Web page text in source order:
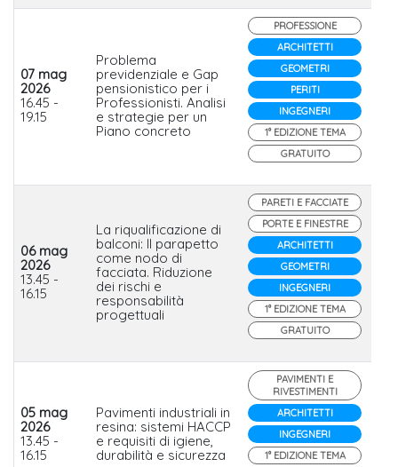
07 mag
2026
16.45 -
19.15
Problema
previdenziale e Gap
pensionistico per i
Professionisti. Analisi
e strategie per un
Piano concreto
PROFESSIONE
ARCHITETTI
GEOMETRI
PERITI
INGEGNERI
1° EDIZIONE TEMA
GRATUITO
06 mag
2026
13.45 -
16.15
La riqualificazione di
balconi: Il parapetto
come nodo di
facciata. Riduzione
dei rischi e
responsabilità
progettuali
PARETI E FACCIATE
PORTE E FINESTRE
ARCHITETTI
GEOMETRI
INGEGNERI
1° EDIZIONE TEMA
GRATUITO
05 mag
2026
13.45 -
16.15
Pavimenti industriali in
resina: sistemi HACCP
e requisiti di igiene,
durabilità e sicurezza
PAVIMENTI E
RIVESTIMENTI
ARCHITETTI
INGEGNERI
1° EDIZIONE TEMA